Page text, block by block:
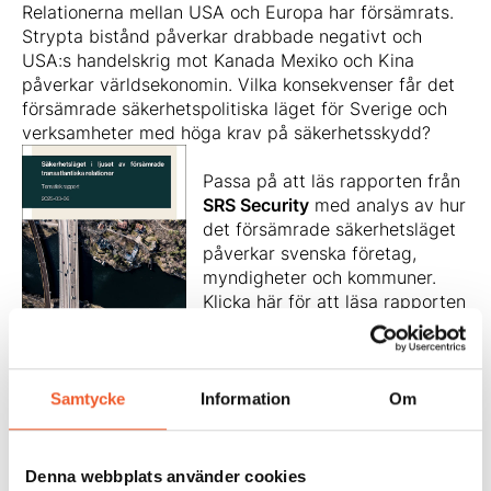
Samtycke Information Om
Denna webbplats använder cookies
Relationerna mellan USA och Europa har försämrats.
Strypta bistånd påverkar drabbade negativt och
USA:s handelskrig mot Kanada Mexiko och Kina
påverkar världsekonomin. Vilka konsekvenser får det
försämrade säkerhetspolitiska läget för Sverige och
verksamheter med höga krav på säkerhetsskydd?
Passa på att läs rapporten från
SRS Security med analys av hur
det försämrade säkerhetsläget
påverkar svenska företag,
myndigheter och kommuner.
Klicka här för att läsa rapporten
säkerhetsläget i Sverige på konferensen